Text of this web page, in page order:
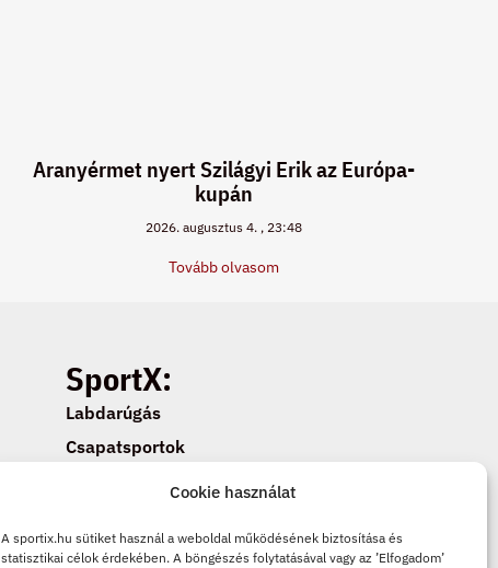
Cookie használat
A sportix.hu sütiket használ a weboldal működésének biztosítása és
statisztikai célok érdekében. A böngészés folytatásával vagy az ’Elfogadom’
Aranyérmet nyert Szilágyi Erik az Európa-
kupán
2026. augusztus 4. 23:48
Tovább olvasom
SportX:
Labdarúgás
Csapatsportok
Adatkezelési tájékoztató